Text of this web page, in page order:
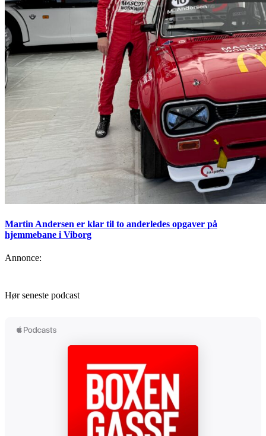
Martin Andersen er klar til to anderledes opgaver på
hjemmebane i Viborg
Annonce:
Hør seneste podcast